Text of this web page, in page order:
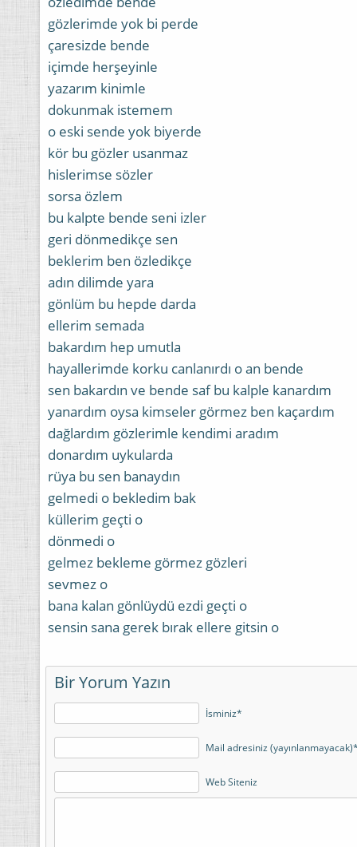
gözlerimde yok bi perde
çaresizde bende
içimde herşeyinle
yazarım kinimle
dokunmak istemem
o eski sende yok biyerde
kör bu gözler usanmaz
hislerimse sözler
sorsa özlem
bu kalpte bende seni izler
geri dönmedikçe sen
beklerim ben özledikçe
adın dilimde yara
gönlüm bu hepde darda
ellerim semada
bakardım hep umutla
hayallerimde korku canlanırdı o an bende
sen bakardın ve bende saf bu kalple kanardım
yanardım oysa kimseler görmez ben kaçardım
dağlardım gözlerimle kendimi aradım
donardım uykularda
rüya bu sen banaydın
gelmedi o bekledim bak
küllerim geçti o
dönmedi o
gelmez bekleme görmez gözleri
sevmez o
bana kalan gönlüydü ezdi geçti o
sensin sana gerek bırak ellere gitsin o
Bir Yorum Yazın
İsminiz*
Mail adresiniz
Web Siteniz